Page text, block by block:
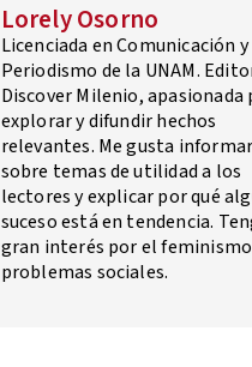
Lorely Osorno
Licenciada en Comunicación y
Periodismo de la UNAM.
Discover Milenio, apasionada
explorar y difundir hechos
relevantes. Me gusta informar
sobre temas de utilidad a los
lectores y explicar por qué
suceso está en tendencia.
gran interés por el
problemas sociales.